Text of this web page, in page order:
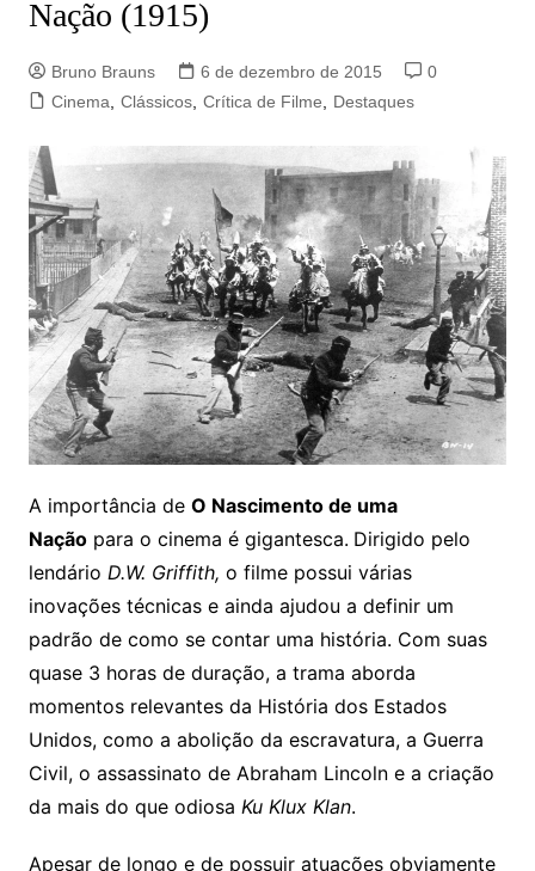
Nação (1915)
Bruno Brauns 6 de dezembro de 2015
0
Cinema, Clássicos, Crítica de Filme, Destaques
A importância de O Nascimento de uma
Naçãopara o cinema é gigantesca. Dirigido pelo
lendário D.W. Griffith, o filme possui várias
inovações técnicas e ainda ajudou a definir um
padrão de como se contar uma história. Com suas
quase 3 horas de duração, a trama aborda
momentos relevantes da História dos Estados
Unidos, como a abolição da escravatura, a Guerra
Civil, o assassinato de Abraham Lincoln e a criação
da mais do que odiosa Ku Klux Klan.
Apesar de longo e de possuir atuações obviamente